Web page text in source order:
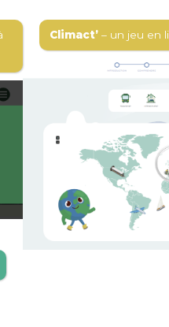
Climact’ – un jeu en